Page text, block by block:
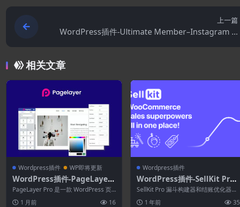
上一篇
WordPress插件-Ultimate Member–Instagram 2.
0.5(Ultimate Member拓展)-会员WordPress插件
相关文章
Wordpress插件 WP即将更新
WordPress插件-PageLayer
Pro 2.1.3–WordPress页面构
建器
PageLayer Pro 是一款 WordPress 页
1 月前 16
Wordpress插件
WordPress插件-SellKit Pro
1.9.6–漏斗构建器和结账优化器
SellKit Pro 漏斗构建器和结账优化器，
1 年前 35